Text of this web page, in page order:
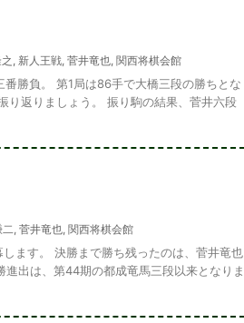
, 新人王戦, 菅井竜也, 関西将棋会館
勝負。 第1局は86手で大橋三段の勝ちとな
り返りましょう。 振り駒の結果、菅井六段
二, 菅井竜也, 関西将棋会館
ます。 決勝まで勝ち残ったのは、菅井竜也
出は、第44期の都成竜馬三段以来となりま